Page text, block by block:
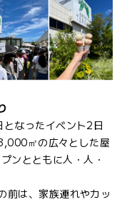
なったイベント2日
㎡の広々とした屋
ンとともに人・人・
前は、家族連れやカッ